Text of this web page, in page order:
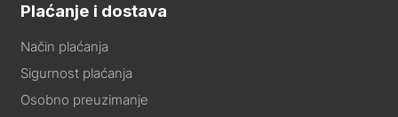
Plaćanje i dostava
Način plaćanja
Sigurnost plaćanja
Osobno preuzimanje